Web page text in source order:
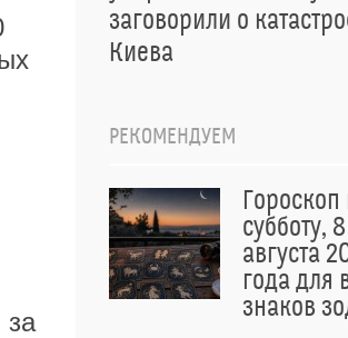
за
заговорили о
Киева
РЕКОМЕНДУЕМ
Гороскоп
субботу, 8
августа
года для
знаков